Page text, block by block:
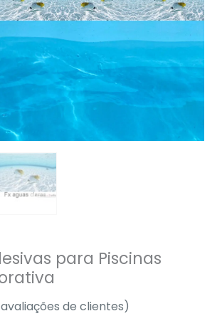
para Piscinas
avaliações de clientes)